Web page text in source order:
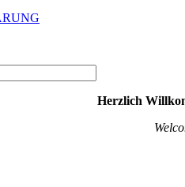
Herzlich